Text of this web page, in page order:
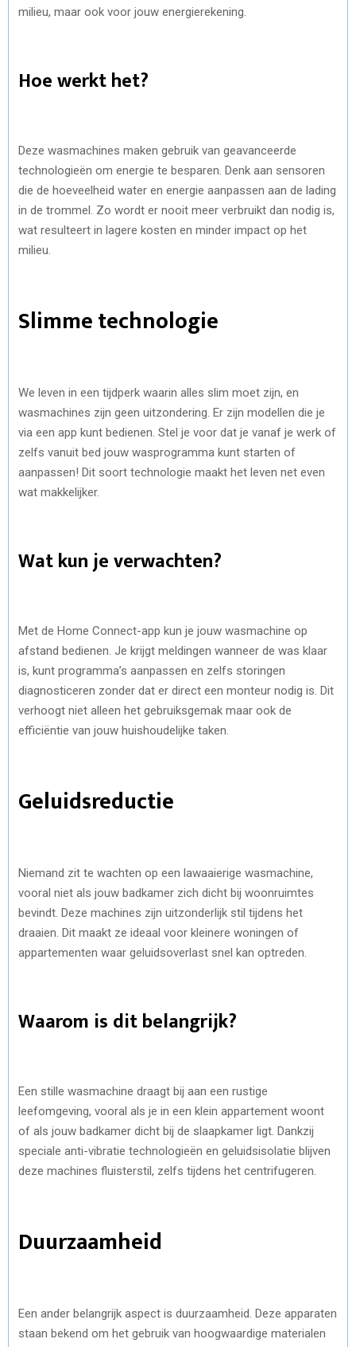
milieu, maar ook voor jouw energierekening.
Hoe werkt het?
Deze wasmachines maken gebruik van geavanceerde
technologieën om energie te besparen. Denk aan sensoren
die de hoeveelheid water en energie aanpassen aan de lading
in de trommel. Zo wordt er nooit meer verbruikt dan nodig is,
wat resulteert in lagere kosten en minder impact op het
milieu.
Slimme technologie
We leven in een tijdperk waarin alles slim moet zijn, en
wasmachines zijn geen uitzondering. Er zijn modellen die je
via een app kunt bedienen. Stel je voor dat je vanaf je werk of
zelfs vanuit bed jouw wasprogramma kunt starten of
aanpassen! Dit soort technologie maakt het leven net even
wat makkelijker.
Wat kun je verwachten?
Met de Home Connect-app kun je jouw wasmachine op
afstand bedienen. Je krijgt meldingen wanneer de was klaar
is, kunt programma’s aanpassen en zelfs storingen
diagnosticeren zonder dat er direct een monteur nodig is. Dit
verhoogt niet alleen het gebruiksgemak maar ook de
efficiëntie van jouw huishoudelijke taken.
Geluidsreductie
Niemand zit te wachten op een lawaaierige wasmachine,
vooral niet als jouw badkamer zich dicht bij woonruimtes
bevindt. Deze machines zijn uitzonderlijk stil tijdens het
draaien. Dit maakt ze ideaal voor kleinere woningen of
appartementen waar geluidsoverlast snel kan optreden.
Waarom is dit belangrijk?
Een stille wasmachine draagt bij aan een rustige
leefomgeving, vooral als je in een klein appartement woont
of als jouw badkamer dicht bij de slaapkamer ligt. Dankzij
speciale anti-vibratie technologieën en geluidsisolatie blijven
deze machines fluisterstil, zelfs tijdens het centrifugeren.
Duurzaamheid
Een ander belangrijk aspect is duurzaamheid. Deze apparaten
staan bekend om het gebruik van hoogwaardige materialen